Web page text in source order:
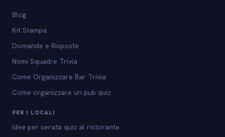
Blog
Kit Stampa
Domande e Risposte
Nomi Squadre Trivia
Come Organizzare Bar Trivia
Come organizzare un pub quiz
PER I LOCALI
Idee per serata quiz al ristorante